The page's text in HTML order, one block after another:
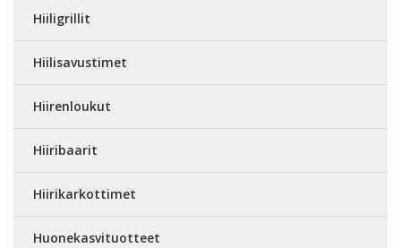
Hiiligrillit
Hiilisavustimet
Hiirenloukut
Hiiribaarit
Hiirikarkottimet
Huonekasvituotteet